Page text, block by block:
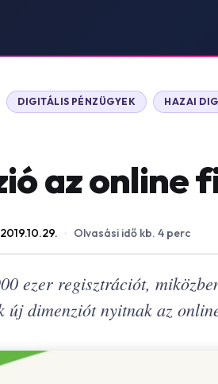
DIGITÁLIS PÉNZÜGYEK HAZAI
az online
2019.10.29. · Olvasási idő kb. 4 perc
ezer regisztrációt,
új dimenziót nyitnak az